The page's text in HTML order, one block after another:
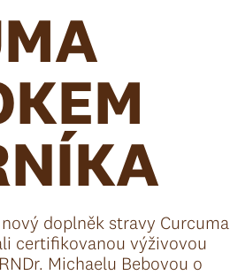
doplněk stravy Curcuma
certifikovanou výživovou
Michaelu Bebovou o